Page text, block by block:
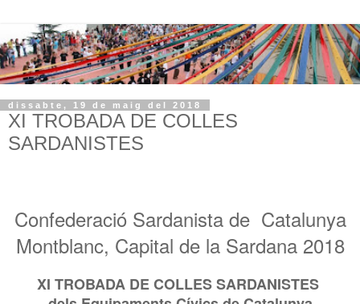
dissabte, 19 de maig del 2018
XI TROBADA DE COLLES
SARDANISTES
Confederació Sardanista de Catalunya
Montblanc, Capital de la Sardana 2018
XI TROBADA DE COLLES SARDANISTES